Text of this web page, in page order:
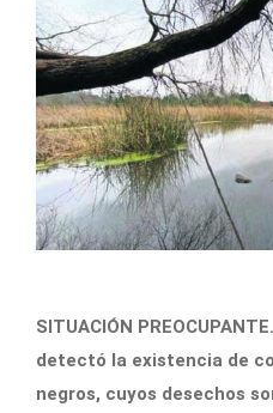
SITUACIÓN
detectó la existencia de
negros, cuyos desechos